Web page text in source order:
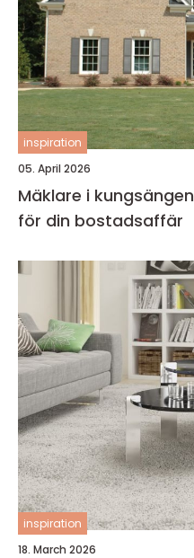
inspiration
05. April 2026
Mäklare i kungsängen så hittar du rätt stöd
för din bostadsaffär
inspiration
18. March 2026